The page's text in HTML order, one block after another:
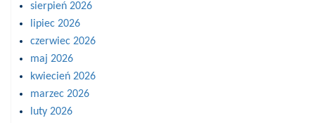
sierpień 2026
lipiec 2026
czerwiec 2026
maj 2026
kwiecień 2026
marzec 2026
luty 2026